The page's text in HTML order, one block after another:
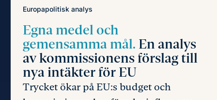
Europapolitisk analys
Egna medel och
gemensamma mål. En analys
av kommissionens förslag till
nya intäkter för EU
Trycket ökar på EU:s budget och